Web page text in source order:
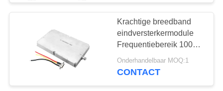
VERZOEK
OM EEN
CITAAT
rf-machtsversterker
36
Krachtige breedband
eindversterkermodule
Frequentiebereik 1000
MHz 6200 MHz voor RF-
toepassingen
Onderhandelbaar MOQ:1
CONTACT